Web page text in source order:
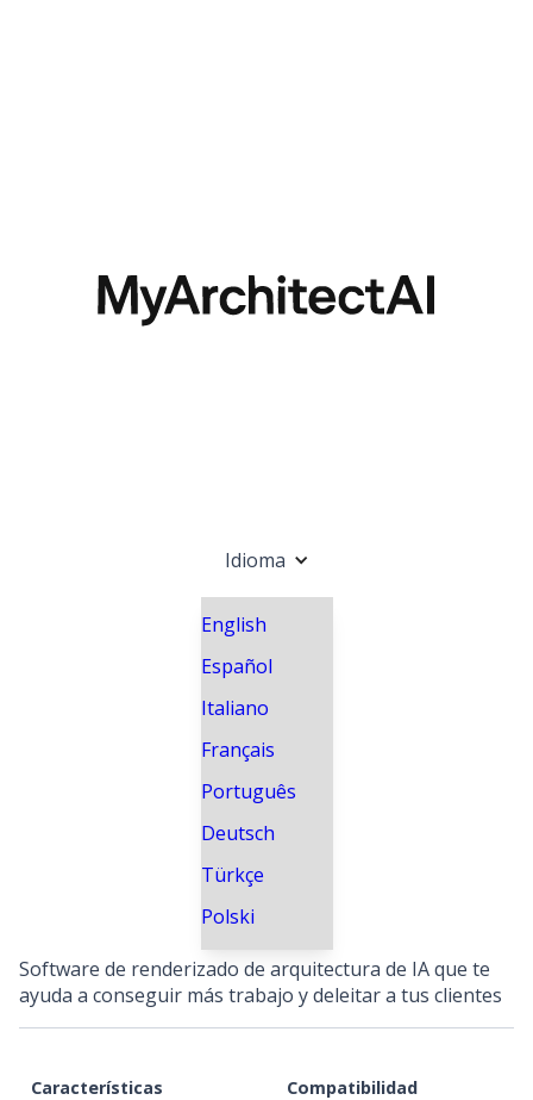
Idioma
English
Español
Italiano
Français
Português
Deutsch
Türkçe
Polski
Software de renderizado de arquitectura de IA que te
ayuda a conseguir más trabajo y deleitar a tus clientes
Características
Compatibilidad